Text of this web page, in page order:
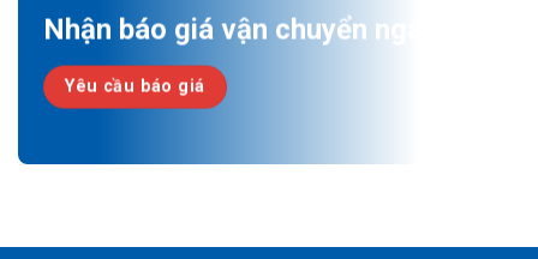
Nhận báo giá vận chuyển ngay!
Yêu cầu báo giá